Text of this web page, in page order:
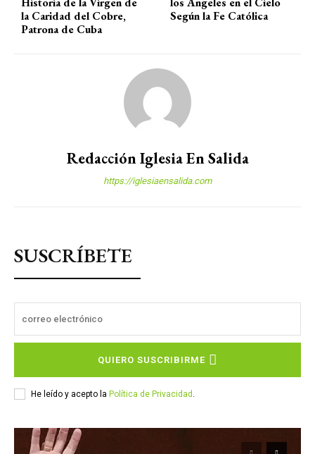
la Caridad del Cobre,
Patrona de Cuba
Según la Fe Católica
Redacción Iglesia En Salida
https://iglesiaensalida.com
SUSCRÍBETE
QUIERO SUSCRIBIRME
He leído y acepto la Política de Privacidad